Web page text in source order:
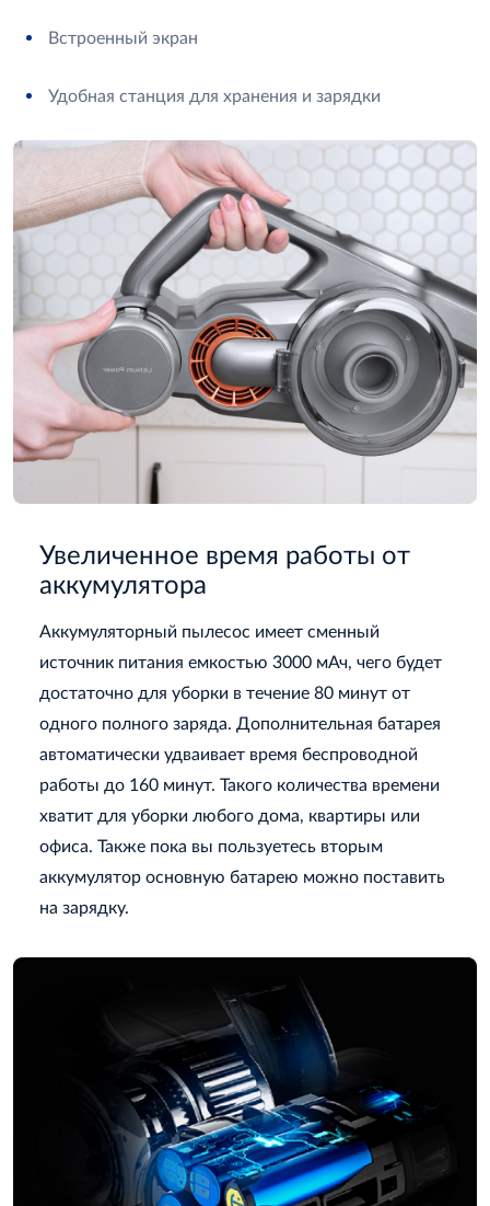
Встроенный экран
Удобная станция для хранения и зарядки
Увеличенное время работы от
аккумулятора
Аккумуляторный пылесос имеет сменный
источник питания емкостью 3000 мАч, чего будет
достаточно для уборки в течение 80 минут от
одного полного заряда. Дополнительная батарея
автоматически удваивает время беспроводной
работы до 160 минут. Такого количества времени
хватит для уборки любого дома, квартиры или
офиса. Также пока вы пользуетесь вторым
аккумулятор основную батарею можно поставить
на зарядку.